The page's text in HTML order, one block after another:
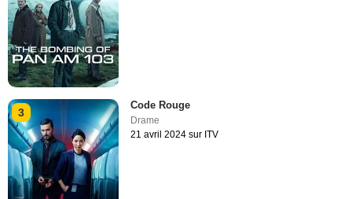
3
Code Rouge
Drame
21 avril 2024 sur ITV